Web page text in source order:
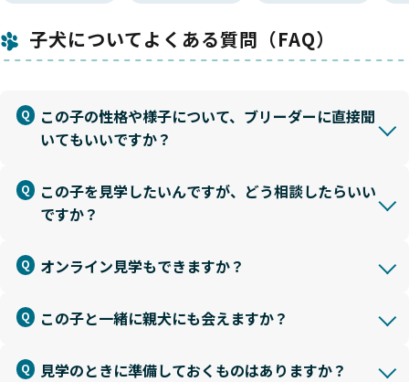
子犬についてよくある質問（FAQ）
この子の性格や様子について、ブリーダーに直接聞
いてもいいですか？
この子を見学したいんですが、どう相談したらいい
ですか？
オンライン見学もできますか？
この子と一緒に親犬にも会えますか？
見学のときに準備しておくものはありますか？